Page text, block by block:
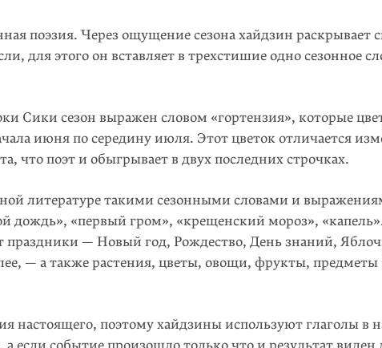
поэзия. Через ощущение сезона хайдзин раскрывает
для этого он вставляет в трехстишие одно сезонное
Сики сезон выражен словом «гортензия», которые
июня по середину июля. Этот цветок отличается
что поэт и обыгрывает в двух последних строчках.
литературе такими сезонными словами и
дождь», «первый гром», «крещенский мороз»,
— Новый год, Рождество, День знаний,
— а также растения, цветы, овощи, фрукты, предметы
настоящего, поэтому хайдзины используют глаголы в